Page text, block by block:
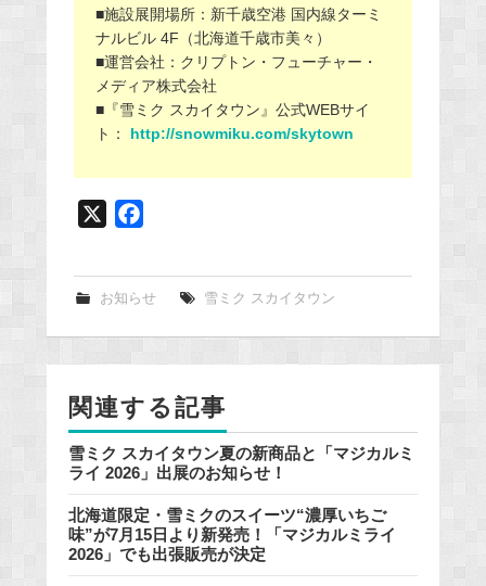
■施設展開場所：新千歳空港 国内線ターミ
ナルビル 4F（北海道千歳市美々）
■運営会社：クリプトン・フューチャー・
メディア株式会社
■『雪ミク スカイタウン』公式WEBサイ
ト：
http://snowmiku.com/skytown
e
k
お知らせ 雪ミク スカイタウン
関連する記事
雪ミク スカイタウン夏の新商品と「マジカルミ
ライ 2026」出展のお知らせ！
北海道限定・雪ミクのスイーツ“濃厚いちご
味”が7月15日より新発売！「マジカルミライ
2026」でも出張販売が決定